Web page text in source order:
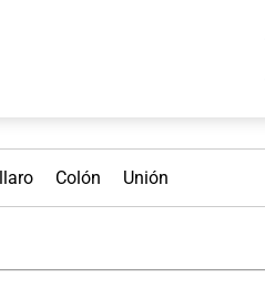
Colón Unión